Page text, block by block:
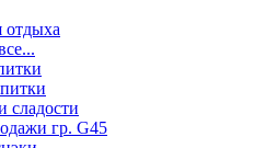
отдыха
сладости
гр. G45